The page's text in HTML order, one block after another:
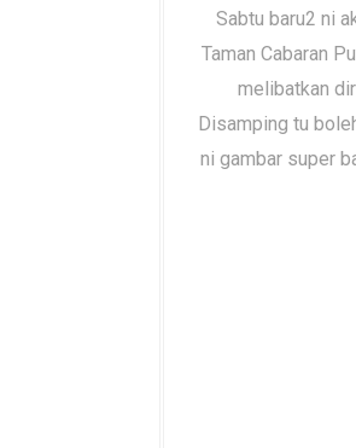
Sabtu baru2 ni
Taman Cabaran
melibatkan
Disamping tu
ni gambar super